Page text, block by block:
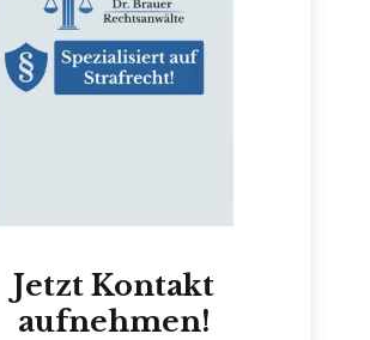
Jetzt Kontakt
aufnehmen!